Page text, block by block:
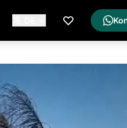
Meine